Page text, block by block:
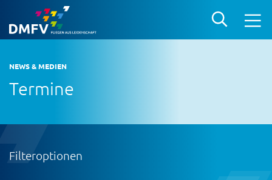
NEWS & MEDIEN
Termine
Filteroptionen